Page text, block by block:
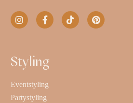
Styling
Eventstyling
Partystyling